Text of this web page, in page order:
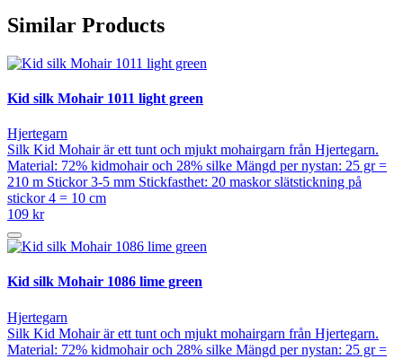
Similar Products
Kid silk Mohair 1011 light green
Hjertegarn
Silk Kid Mohair är ett tunt och mjukt mohairgarn från Hjertegarn.
Material: 72% kidmohair och 28% silke Mängd per nystan: 25 gr =
210 m Stickor 3-5 mm Stickfasthet: 20 maskor slätstickning på
stickor 4 = 10 cm
109 kr
Kid silk Mohair 1086 lime green
Hjertegarn
Silk Kid Mohair är ett tunt och mjukt mohairgarn från Hjertegarn.
Material: 72% kidmohair och 28% silke Mängd per nystan: 25 gr =